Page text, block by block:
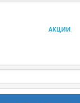
АКЦИИ